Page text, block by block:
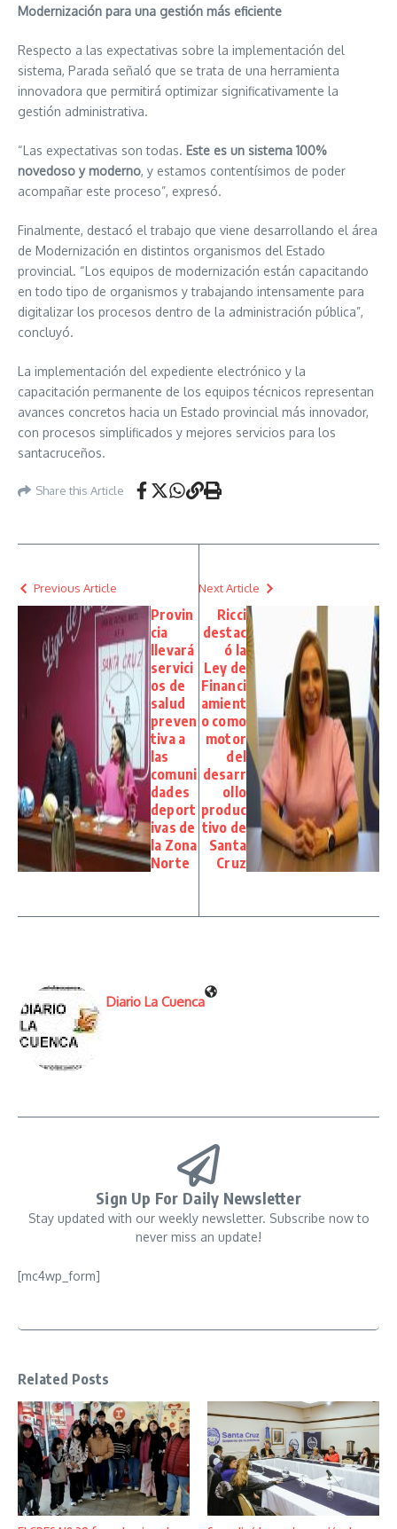
Modernización para una gestión más eficiente
Respecto a las expectativas sobre la implementación del
sistema, Parada señaló que se trata de una herramienta
innovadora que permitirá optimizar significativamente la
gestión administrativa.
“Las expectativas son todas. Este es un sistema 100%
novedoso y moderno, y estamos contentísimos de poder
acompañar este proceso”, expresó.
Finalmente, destacó el trabajo que viene desarrollando el área
de Modernización en distintos organismos del Estado
provincial. “Los equipos de modernización están capacitando
en todo tipo de organismos y trabajando intensamente para
digitalizar los procesos dentro de la administración pública”,
concluyó.
La implementación del expediente electrónico y la
capacitación permanente de los equipos técnicos representan
avances concretos hacia un Estado provincial más innovador,
con procesos simplificados y mejores servicios para los
santacruceños.
Share this Article
Previous Article
Provin
cia
llevará
servici
os de
salud
preven
tiva a
las
comuni
dades
deport
ivas de
la Zona
Norte
Next Article
Ricci
destac
ó la
Ley de
Financi
amient
o como
motor
del
desarr
ollo
produc
tivo de
Santa
Cruz
Diario La Cuenca
Sign Up For Daily Newsletter
Stay updated with our weekly newsletter. Subscribe now to
never miss an update!
[mc4wp_form]
Related Posts